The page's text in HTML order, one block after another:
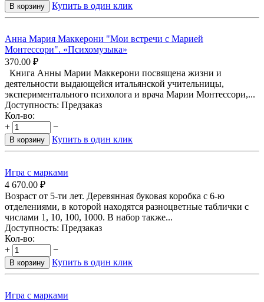
В корзину Купить в один клик
Анна Мария Маккерони "Мои встречи с Марией
Монтессори". «Психомузыка»
370.00 ₽
Книга Анны Марии Маккерони посвящена жизни и
деятельности выдающейся итальянской учительницы,
экспериментального психолога и врача Марии Монтессори,...
Доступность: Предзаказ
Кол-во:
+
−
В корзину Купить в один клик
Игра с марками
4 670.00 ₽
Возраст от 5-ти лет. Деревянная буковая коробка с 6-ю
отделениями, в которой находятся разноцветные таблички с
числами 1, 10, 100, 1000. В набор также...
Доступность: Предзаказ
Кол-во:
+
−
В корзину Купить в один клик
Игра с марками